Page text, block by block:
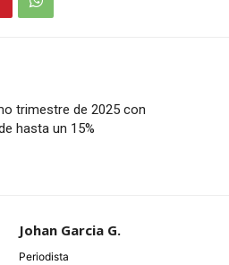
trimestre de 2025 con
hasta un 15%
Johan Garcia G.
Periodista